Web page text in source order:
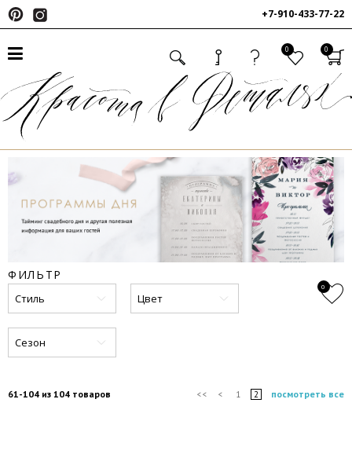
+7-910-433-77-22
0 0
ФИЛЬТР
Стиль Цвет
Сезон
0
61-104 из 104 товаров посмотреть все
<< < 1 2